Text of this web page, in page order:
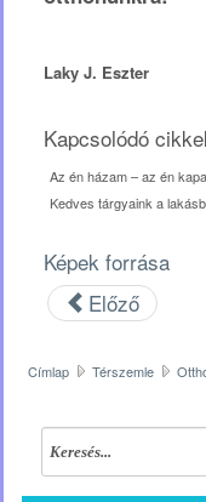
Laky J. Eszter
Kapcsolódó
Az én házam – az én
Kedves tárgyaink a
Képek forrása
Előző
Címlap Térszemle